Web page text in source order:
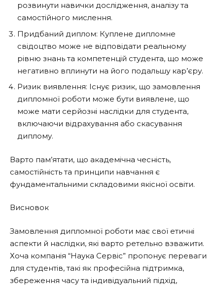
розвинути навички дослідження, аналізу та
самостійного мислення.
Придбаний диплом: Куплене дипломне
свідоцтво може не відповідати реальному
рівню знань та компетенцій студента, що може
негативно вплинути на його подальшу кар’єру.
Ризик виявлення: Існує ризик, що замовлення
дипломної роботи може бути виявлене, що
може мати серйозні наслідки для студента,
включаючи відрахування або скасування
диплому.
Варто пам’ятати, що академічна чесність,
самостійність та принципи навчання є
фундаментальними складовими якісної освіти.
Висновок
Замовлення дипломної роботи має свої етичні
аспекти й наслідки, які варто ретельно взважити.
Хоча компанія “Наука Сервіс” пропонує переваги
для студентів, такі як професійна підтримка,
збереження часу та індивідуальний підхід,